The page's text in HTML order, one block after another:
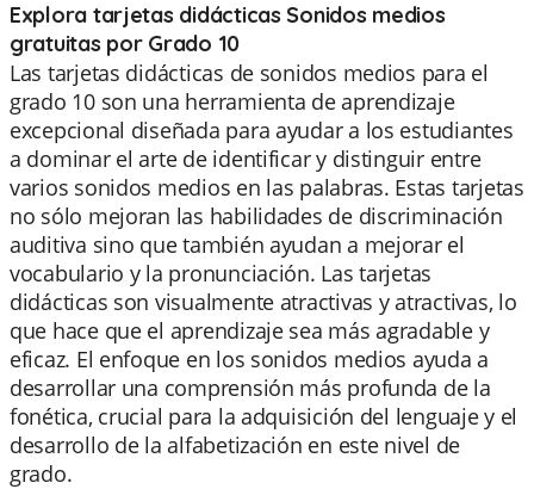
Explora tarjetas didácticas Sonidos medios
gratuitas por Grado 10
Las tarjetas didácticas de sonidos medios para el
grado 10 son una herramienta de aprendizaje
excepcional diseñada para ayudar a los estudiantes
a dominar el arte de identificar y distinguir entre
varios sonidos medios en las palabras. Estas tarjetas
no sólo mejoran las habilidades de discriminación
auditiva sino que también ayudan a mejorar el
vocabulario y la pronunciación. Las tarjetas
didácticas son visualmente atractivas y atractivas, lo
que hace que el aprendizaje sea más agradable y
eficaz. El enfoque en los sonidos medios ayuda a
desarrollar una comprensión más profunda de la
fonética, crucial para la adquisición del lenguaje y el
desarrollo de la alfabetización en este nivel de
grado.